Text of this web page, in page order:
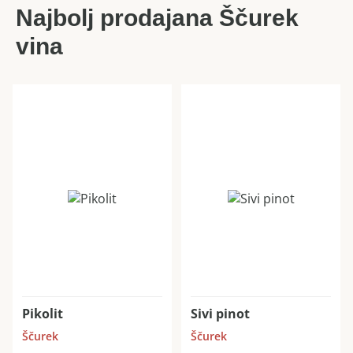
Najbolj prodajana Ščurek
vina
Pikolit
Ščurek
Sivi pinot
Ščurek